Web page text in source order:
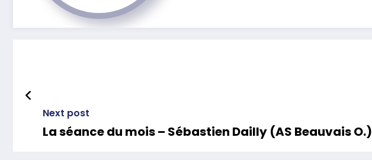
Next post
La séance du mois – Sébastien Dailly (AS Beauvais O.)